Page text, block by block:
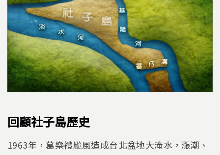
回顧社子島歷史
1963年，葛樂禮颱風造成台北盆地大淹水，漲潮、